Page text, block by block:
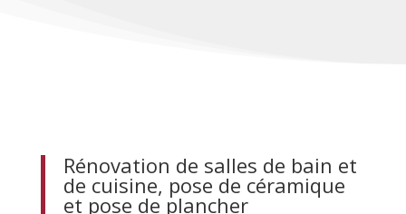
Rénovation de salles de bain et
de cuisine, pose de céramique
et pose de plancher